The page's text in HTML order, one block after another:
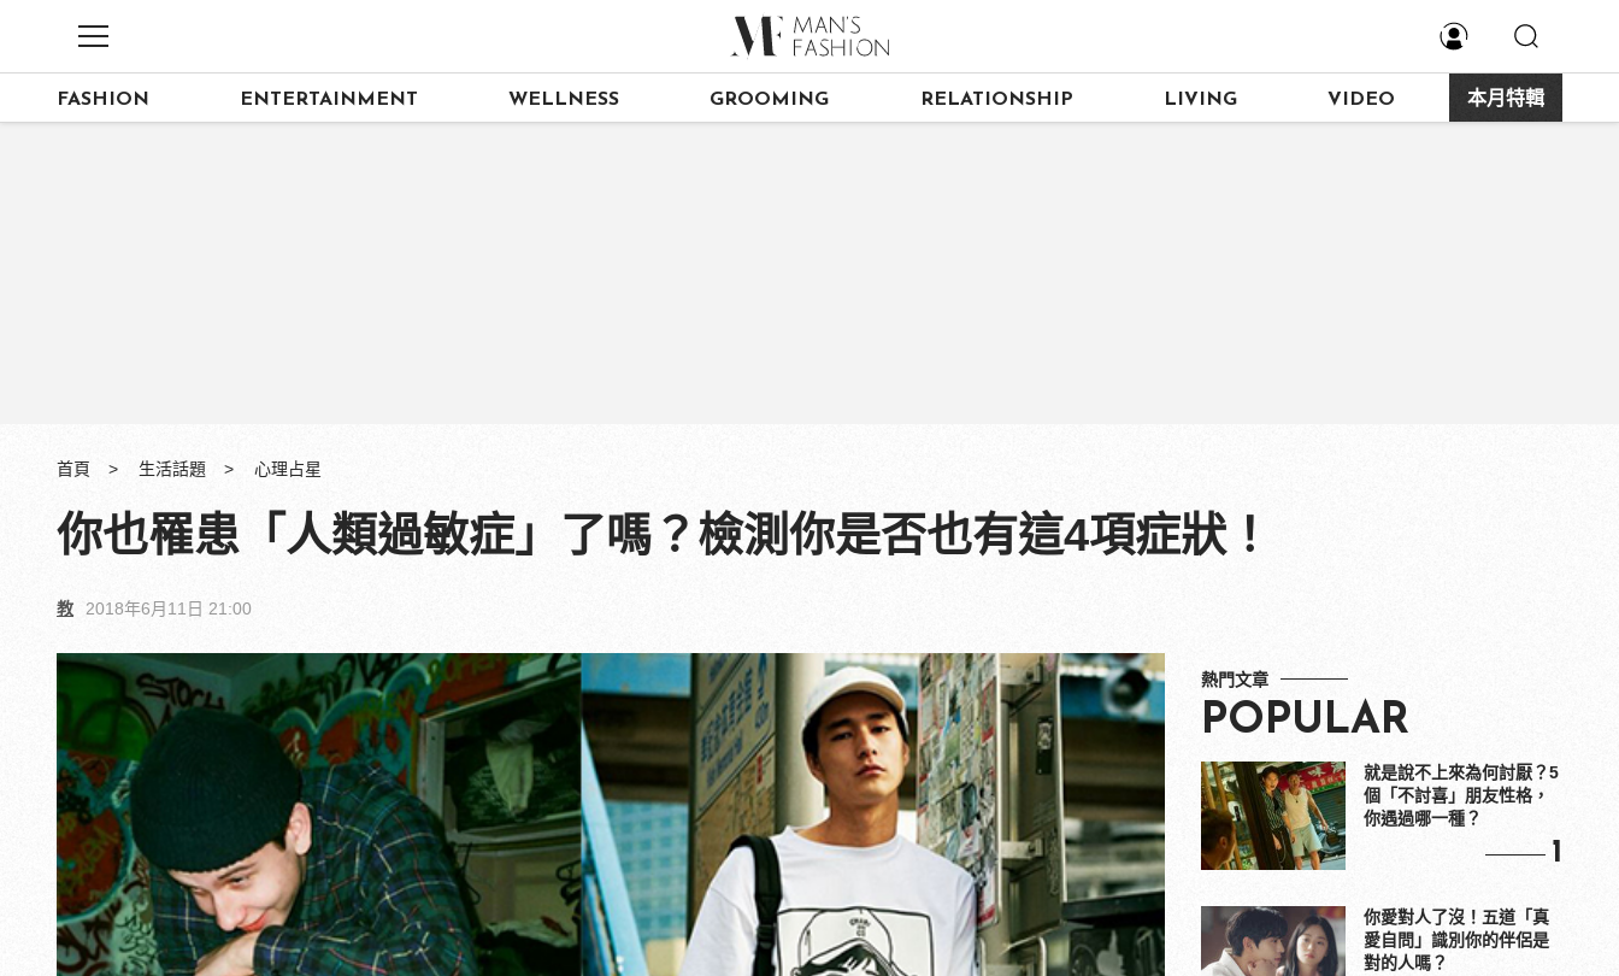
FASHION ENTERTAINMENT WELLNESS GROOMING RELATIONSHIP LIVING VIDEO 本月特輯
首頁 生活話題 心理占星
你也罹患「人類過敏症」了嗎？檢測你是否也有這4項症狀！
教 2018年6月11日 21:00
熱門文章
POPULAR
就是說不上來為何討厭？5
個「不討喜」朋友性格，
你遇過哪一種？
1
你愛對人了沒！五道「真
愛自問」識別你的伴侶是
對的人嗎？